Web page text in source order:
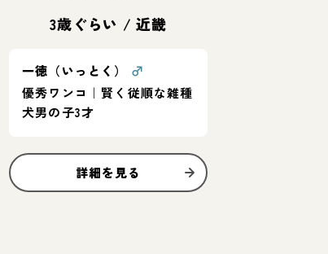
3歳ぐらい /近畿
一徳（いっとく）
♂
優秀ワンコ｜賢く従順な雑種
犬男の子3才
詳細を見る